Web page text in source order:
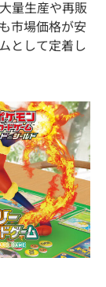
量生産や再販
市場価格が安
として定着し